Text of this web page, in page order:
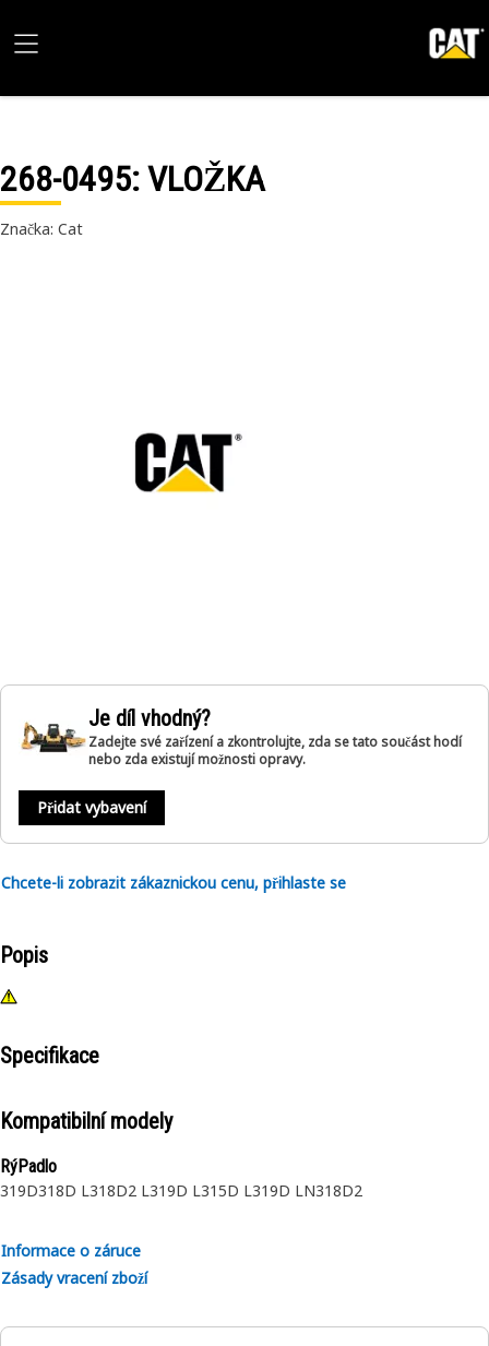
268-0495: VLOŽKA
Značka: Cat
Je díl vhodný?
Zadejte své zařízení a zkontrolujte, zda se tato součást hodí
nebo zda existují možnosti opravy.
Přidat vybavení
Chcete-li zobrazit zákaznickou cenu, přihlaste se
Popis
Specifikace
Kompatibilní modely
RýPadlo
319D318D L318D2 L319D L315D L319D LN318D2
Informace o záruce
Zásady vracení zboží